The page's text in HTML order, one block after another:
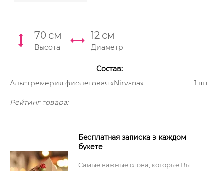
70 см
Высота
12 см
Диаметр
Состав:
Альстремерия фиолетовая «Nirvana»
1 шт.
Рейтинг товара:
Бесплатная записка в каждом
букете
Самые важные слова, которые Вы